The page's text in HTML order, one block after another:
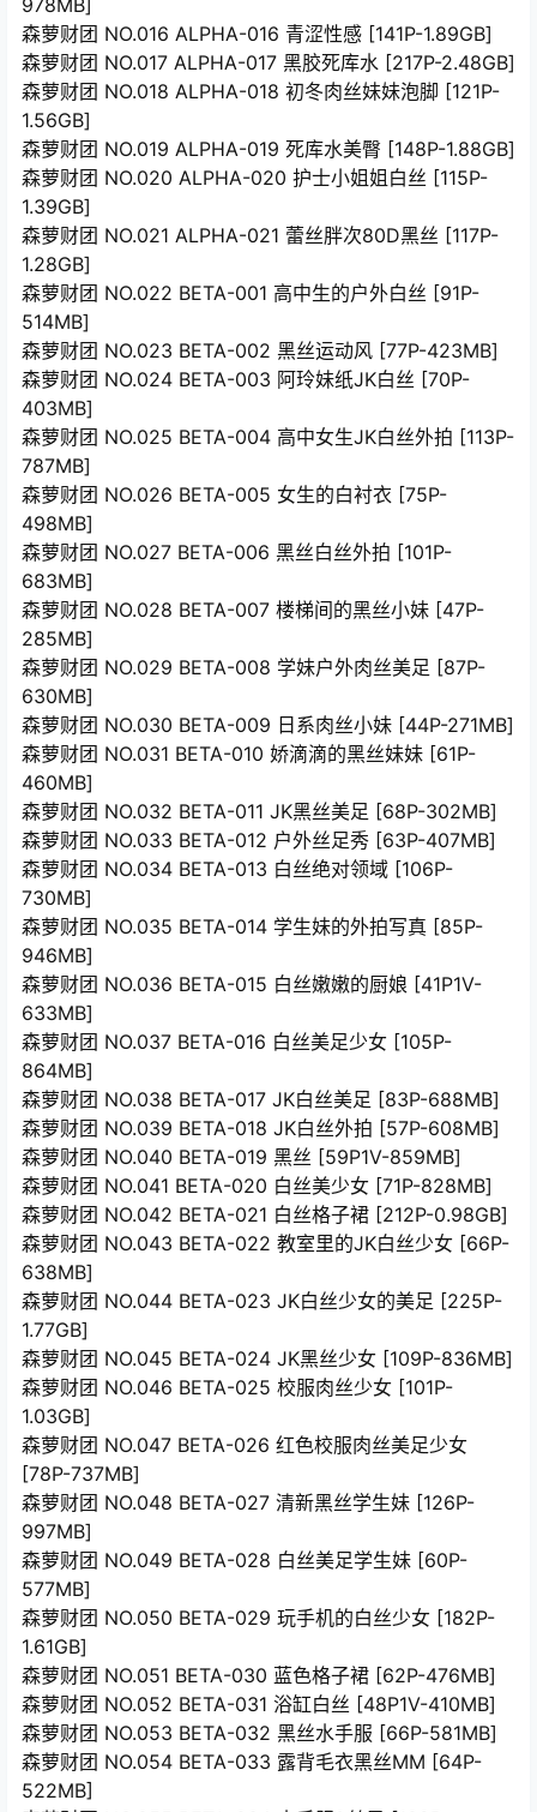
森萝财团 NO.016 ALPHA-016 青涩性感 [141P-1.89GB]
森萝财团 NO.017 ALPHA-017 黑胶死库水 [217P-2.48GB]
森萝财团 NO.018 ALPHA-018 初冬肉丝妹妹泡脚 [121P-
1.56GB]
森萝财团 NO.019 ALPHA-019 死库水美臀 [148P-1.88GB]
森萝财团 NO.020 ALPHA-020 护士小姐姐白丝 [115P-
1.39GB]
森萝财团 NO.021 ALPHA-021 蕾丝胖次80D黑丝 [117P-
1.28GB]
森萝财团 NO.022 BETA-001 高中生的户外白丝 [91P-
514MB]
森萝财团 NO.023 BETA-002 黑丝运动风 [77P-423MB]
森萝财团 NO.024 BETA-003 阿玲妹纸JK白丝 [70P-
403MB]
森萝财团 NO.025 BETA-004 高中女生JK白丝外拍 [113P-
787MB]
森萝财团 NO.026 BETA-005 女生的白衬衣 [75P-
498MB]
森萝财团 NO.027 BETA-006 黑丝白丝外拍 [101P-
683MB]
森萝财团 NO.028 BETA-007 楼梯间的黑丝小妹 [47P-
285MB]
森萝财团 NO.029 BETA-008 学妹户外肉丝美足 [87P-
630MB]
森萝财团 NO.030 BETA-009 日系肉丝小妹 [44P-271MB]
森萝财团 NO.031 BETA-010 娇滴滴的黑丝妹妹 [61P-
460MB]
森萝财团 NO.032 BETA-011 JK黑丝美足 [68P-302MB]
森萝财团 NO.033 BETA-012 户外丝足秀 [63P-407MB]
森萝财团 NO.034 BETA-013 白丝绝对领域 [106P-
730MB]
森萝财团 NO.035 BETA-014 学生妹的外拍写真 [85P-
946MB]
森萝财团 NO.036 BETA-015 白丝嫩嫩的厨娘 [41P1V-
633MB]
森萝财团 NO.037 BETA-016 白丝美足少女 [105P-
864MB]
森萝财团 NO.038 BETA-017 JK白丝美足 [83P-688MB]
森萝财团 NO.039 BETA-018 JK白丝外拍 [57P-608MB]
森萝财团 NO.040 BETA-019 黑丝 [59P1V-859MB]
森萝财团 NO.041 BETA-020 白丝美少女 [71P-828MB]
森萝财团 NO.042 BETA-021 白丝格子裙 [212P-0.98GB]
森萝财团 NO.043 BETA-022 教室里的JK白丝少女 [66P-
638MB]
森萝财团 NO.044 BETA-023 JK白丝少女的美足 [225P-
1.77GB]
森萝财团 NO.045 BETA-024 JK黑丝少女 [109P-836MB]
森萝财团 NO.046 BETA-025 校服肉丝少女 [101P-
1.03GB]
森萝财团 NO.047 BETA-026 红色校服肉丝美足少女
[78P-737MB]
森萝财团 NO.048 BETA-027 清新黑丝学生妹 [126P-
997MB]
森萝财团 NO.049 BETA-028 白丝美足学生妹 [60P-
577MB]
森萝财团 NO.050 BETA-029 玩手机的白丝少女 [182P-
1.61GB]
森萝财团 NO.051 BETA-030 蓝色格子裙 [62P-476MB]
森萝财团 NO.052 BETA-031 浴缸白丝 [48P1V-410MB]
森萝财团 NO.053 BETA-032 黑丝水手服 [66P-581MB]
森萝财团 NO.054 BETA-033 露背毛衣黑丝MM [64P-
522MB]